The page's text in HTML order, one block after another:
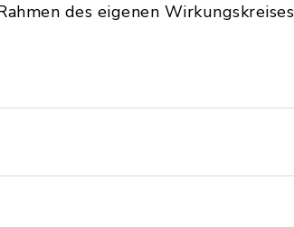
des eigenen